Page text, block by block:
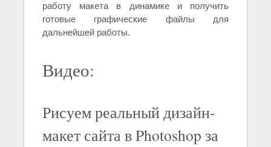
работу макета в динамике и получить
готовые графические файлы для
дальнейшей работы.
Видео:
Рисуем реальный дизайн-
макет сайта в Photoshop за